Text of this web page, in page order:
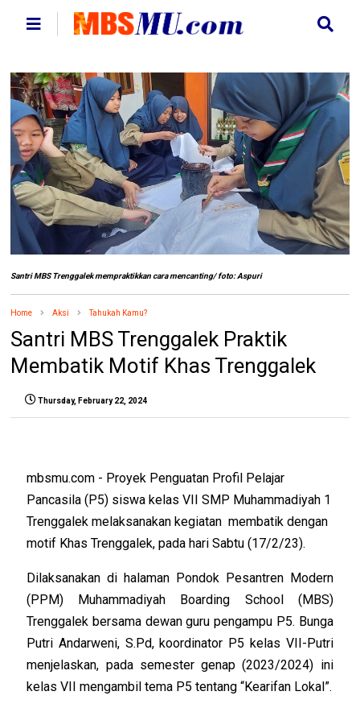
Santri MBS Trenggalek mempraktikkan cara mencanting/ foto: Aspuri
Home Aksi Tahukah Kamu?
Santri MBS Trenggalek Praktik
Membatik Motif Khas Trenggalek
Thursday, February 22, 2024
mbsmu.com - Proyek Penguatan Profil Pelajar
Pancasila (P5) siswa kelas VII SMP Muhammadiyah 1
Trenggalek melaksanakan kegiatan membatik dengan
motif Khas Trenggalek, pada hari Sabtu (17/2/23).
Dilaksanakan di halaman Pondok Pesantren Modern
(PPM) Muhammadiyah Boarding School (MBS)
Trenggalek bersama dewan guru pengampu P5. Bunga
Putri Andarweni, S.Pd, koordinator P5 kelas VII-Putri
menjelaskan, pada semester genap (2023/2024) ini
kelas VII mengambil tema P5 tentang “Kearifan Lokal”.